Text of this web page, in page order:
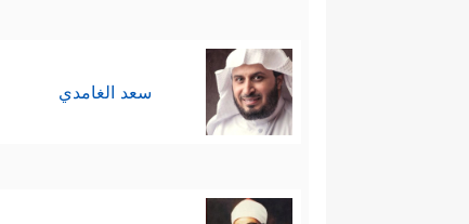
سعد الغامدي